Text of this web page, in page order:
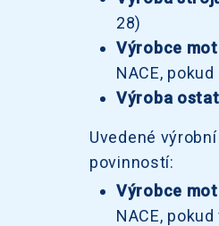
28)
Výrobce
NACE,
Výroba
Uvedené
povinností:
Výrobce
NACE,